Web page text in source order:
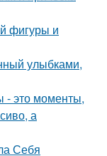
фигуры и
улыбками,
- это моменты,
а
Себя